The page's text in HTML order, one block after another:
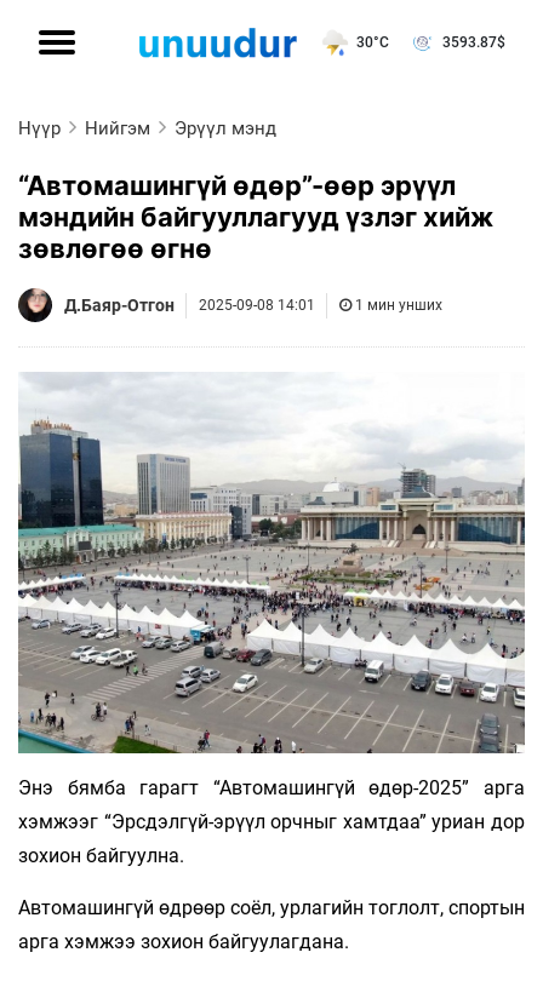
30°C 3593.87$
Нүүр Нийгэм Эрүүл мэнд
“Автомашингүй өдөр”-өөр эрүүл
мэндийн байгууллагууд үзлэг хийж
зөвлөгөө өгнө
Д.Баяр-Отгон 2025-09-08 14:01 1 мин унших
Энэ бямба гарагт “Автомашингүй өдөр-2025” арга
хэмжээг “Эрсдэлгүй-эрүүл орчныг хамтдаа” уриан дор
зохион байгуулна.
Автомашингүй өдрөөр соёл, урлагийн тоглолт, спортын
арга хэмжээ зохион байгуулагдана.